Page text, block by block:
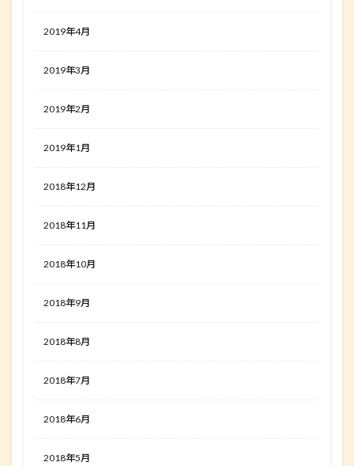
2019年4月
2019年3月
2019年2月
2019年1月
2018年12月
2018年11月
2018年10月
2018年9月
2018年8月
2018年7月
2018年6月
2018年5月